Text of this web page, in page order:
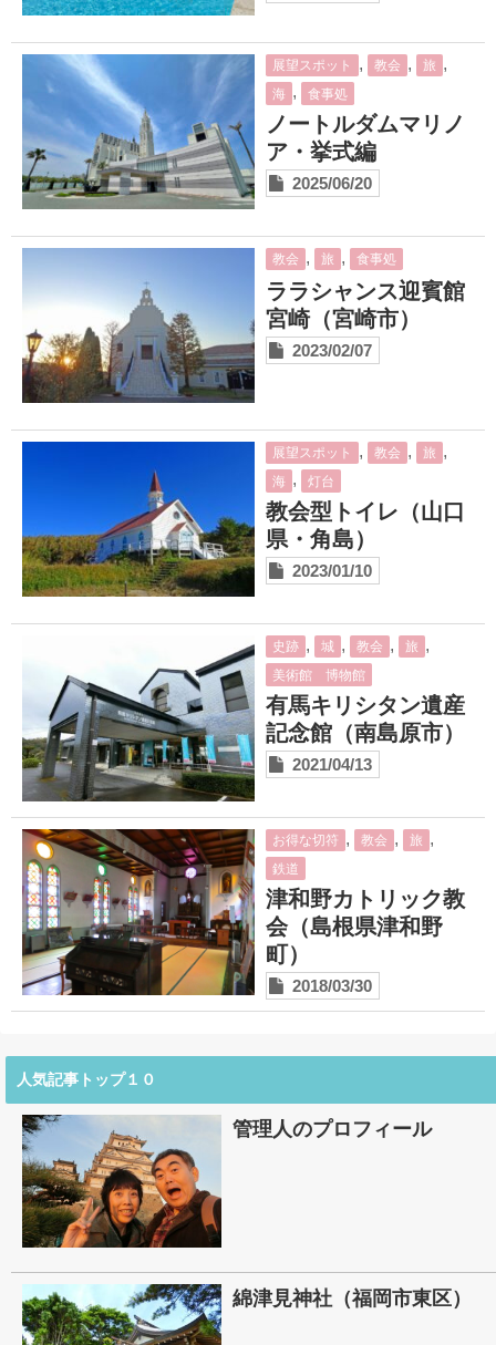
展望スポット , 教会 , 旅 ,
海 , 食事処
ノートルダムマリノ
ア・挙式編
2025/06/20
教会 , 旅 , 食事処
ララシャンス迎賓館
宮崎（宮崎市）
2023/02/07
展望スポット , 教会 , 旅 ,
海 , 灯台
教会型トイレ（山口
県・角島）
2023/01/10
史跡 , 城 , 教会 , 旅 ,
美術館 博物館
有馬キリシタン遺産
記念館（南島原市）
2021/04/13
お得な切符 , 教会 , 旅 ,
鉄道
津和野カトリック教
会（島根県津和野
町）
2018/03/30
人気記事トップ１０
管理人のプロフィール
綿津見神社（福岡市東区）